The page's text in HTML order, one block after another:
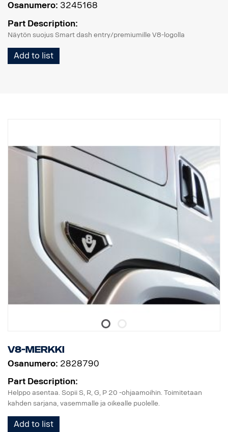
Osanumero: 3245168
Part Description:
Näytön suojus Smart dash entry/premiumille V8-logolla
Add to list
V8-merkki
Osanumero: 2828790
Part Description:
Helppo asentaa. Sopii S, R, G, P 20 -ohjaamoihin. Toimitetaan
kahden sarjana, vasemmalle ja oikealle puolelle.
Add to list